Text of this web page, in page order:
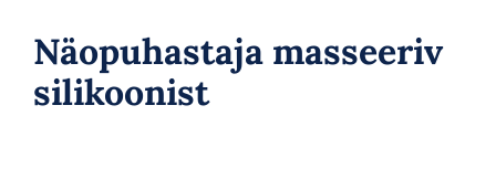
Meik
Näopuhastaja masseeriv
silikoonist